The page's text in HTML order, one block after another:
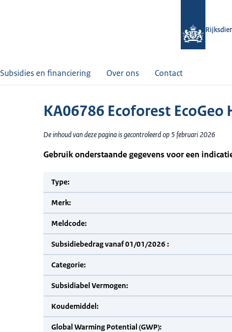
Subsidies en financiering Over ons Contact
KA06786 Ecoforest EcoGeo
De inhoud van deze pagina is gecontroleerd op 5 februari 2026
Gebruik onderstaande gegevens voor een
Type:
Merk:
Meldcode:
Subsidiebedrag vanaf 01/01/2026 :
Categorie:
Subsidiabel Vermogen:
Koudemiddel:
Global Warming Potential (GWP):